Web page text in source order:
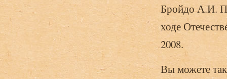
Бройдо А.И.
ходе
2008.
Вы можете